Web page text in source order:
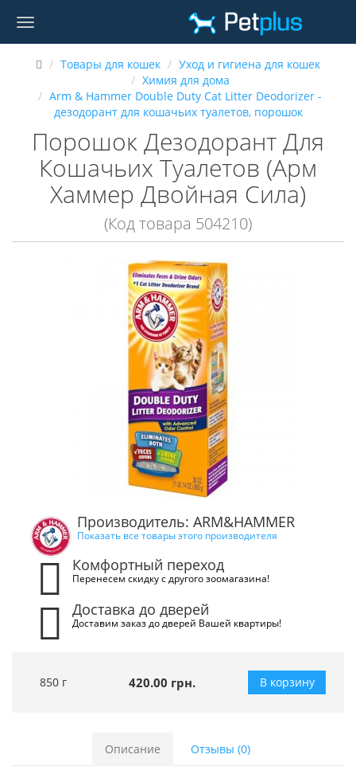
Товары для кошек
Уход и гигиена для кошек
Химия для дома
Arm & Hammer Double Duty Cat Litter Deodorizer -
дезодорант для кошачьих туалетов, порошок
Порошок Дезодорант Для
Кошачьих Туалетов (Арм
Хаммер Двойная Сила)
(Код товара 504210)
Производитель: ARM&HAMMER
Показать все товары этого производителя
Комфортный переход
Перенесем скидку с другого зоомагазина!
Доставка до дверей
Доставим заказ до дверей Вашей квартиры!
850 г 420.00 грн. В корзину
Описание Отзывы (0)